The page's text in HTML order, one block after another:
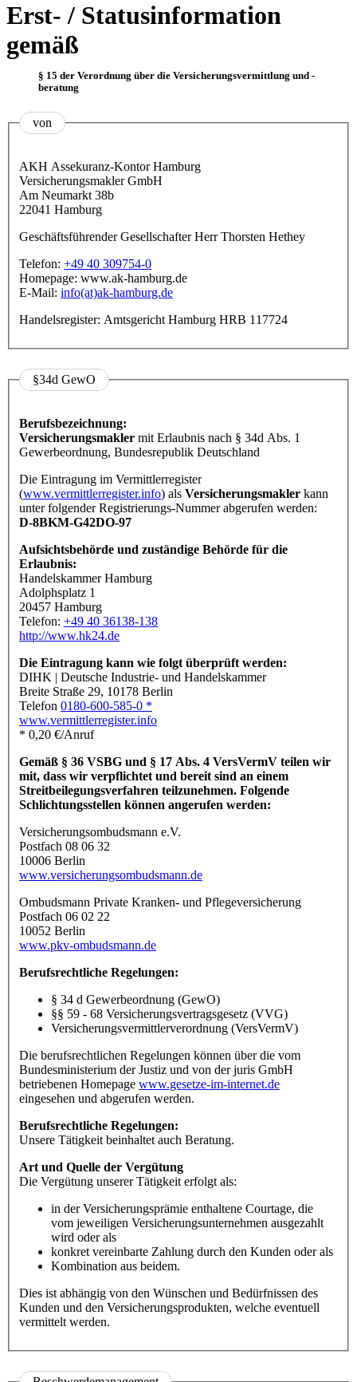
Erst- / Statusinformation
gemäß
§ 15 der Verordnung über die Versicherungsvermittlung und -
beratung
von
AKH Assekuranz-Kontor Hamburg
Versicherungsmakler GmbH
Am Neumarkt 38b
22041 Hamburg
Geschäftsführender Gesellschafter Herr Thorsten Hethey
Telefon: +49 40 309754-0
Homepage: www.ak-hamburg.de
E-Mail: info(at)ak-hamburg.de
Handelsregister: Amtsgericht Hamburg HRB 117724
§34d GewO
Berufsbezeichnung:
Versicherungsmakler mit Erlaubnis nach § 34d Abs. 1
Gewerbeordnung, Bundesrepublik Deutschland
Die Eintragung im Vermittlerregister
(www.vermittlerregister.info) als Versicherungsmakler kann
unter folgender Registrierungs-Nummer abgerufen werden:
D-8BKM-G42DO-97
Aufsichtsbehörde und zuständige Behörde für die
Erlaubnis:
Handelskammer Hamburg
Adolphsplatz 1
20457 Hamburg
Telefon: +49 40 36138-138
http://www.hk24.de
Die Eintragung kann wie folgt überprüft werden:
DIHK | Deutsche Industrie- und Handelskammer
Breite Straße 29, 10178 Berlin
Telefon 0180-600-585-0 *
www.vermittlerregister.info
* 0,20 €/Anruf
Gemäß § 36 VSBG und § 17 Abs. 4 VersVermV teilen wir
mit, dass wir verpflichtet und bereit sind an einem
Streitbeilegungsverfahren teilzunehmen. Folgende
Schlichtungsstellen können angerufen werden:
Versicherungsombudsmann e.V.
Postfach 08 06 32
10006 Berlin
www.versicherungsombudsmann.de
Ombudsmann Private Kranken- und Pflegeversicherung
Postfach 06 02 22
10052 Berlin
www.pkv-ombudsmann.de
Berufsrechtliche Regelungen:
§ 34 d Gewerbeordnung (GewO)
§§ 59 - 68 Versicherungsvertragsgesetz (VVG)
Versicherungsvermittlerverordnung (VersVermV)
Die berufsrechtlichen Regelungen können über die vom
Bundesministerium der Justiz und von der juris GmbH
betriebenen Homepage www.gesetze-im-internet.de
eingesehen und abgerufen werden.
Berufsrechtliche Regelungen:
Unsere Tätigkeit beinhaltet auch Beratung.
Art und Quelle der Vergütung
Die Vergütung unserer Tätigkeit erfolgt als:
in der Versicherungsprämie enthaltene Courtage, die
vom jeweiligen Versicherungsunternehmen ausgezahlt
wird oder als
konkret vereinbarte Zahlung durch den Kunden oder als
Kombination aus beidem.
Dies ist abhängig von den Wünschen und Bedürfnissen des
Kunden und den Versicherungsprodukten, welche eventuell
vermittelt werden.